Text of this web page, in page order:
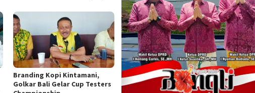
Branding Kopi Kintamani,
Golkar Bali Gelar Cup Testers